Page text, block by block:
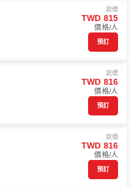
起價
TWD 815
價格/人
預訂
起價
TWD 816
價格/人
預訂
起價
TWD 816
價格/人
預訂